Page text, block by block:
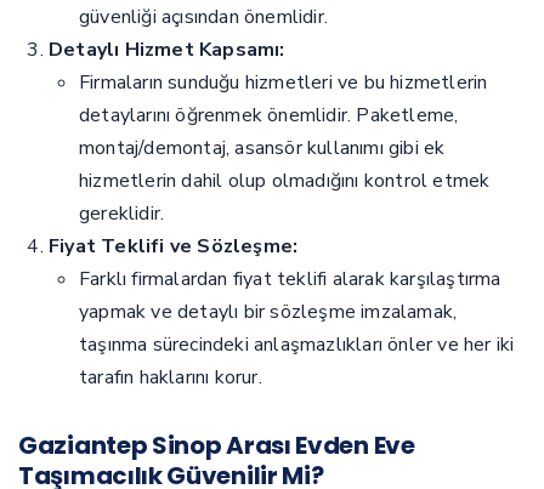
güvenliği açısından önemlidir.
Detaylı Hizmet Kapsamı:
Firmaların sunduğu hizmetleri ve bu hizmetlerin
detaylarını öğrenmek önemlidir. Paketleme,
montaj/demontaj, asansör kullanımı gibi ek
hizmetlerin dahil olup olmadığını kontrol etmek
gereklidir.
Fiyat Teklifi ve Sözleşme:
Farklı firmalardan fiyat teklifi alarak karşılaştırma
yapmak ve detaylı bir sözleşme imzalamak,
taşınma sürecindeki anlaşmazlıkları önler ve her iki
tarafın haklarını korur.
Gaziantep Sinop Arası Evden Eve
Taşımacılık Güvenilir Mi?